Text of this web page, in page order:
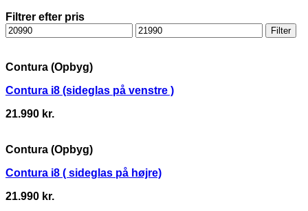
Filtrer efter pris
Mindste
pris
Højeste
pris
Filter
Contura (Opbyg)
Contura i8 (sideglas på venstre )
21.990 kr.
Contura (Opbyg)
Contura i8 ( sideglas på højre)
21.990 kr.